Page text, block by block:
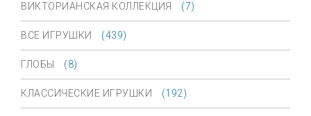
ВИКТОРИАНСКАЯ КОЛЛЕКЦИЯ (7)
ВСЕ ИГРУШКИ (439)
ГЛОБЫ (8)
КЛАССИЧЕСКИЕ ИГРУШКИ (192)